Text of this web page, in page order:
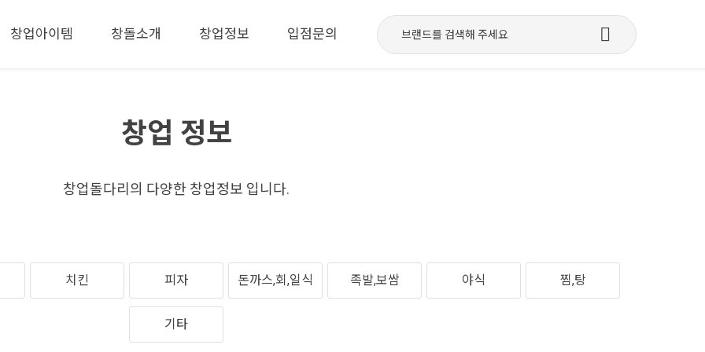
창업아이템 창돌소개 창업정보 입점문의
창업 정보
창업돌다리의 다양한 창업정보 입니다.
치킨 피자 돈까스,회,일식 족발,보쌈 야식 찜,탕
기타